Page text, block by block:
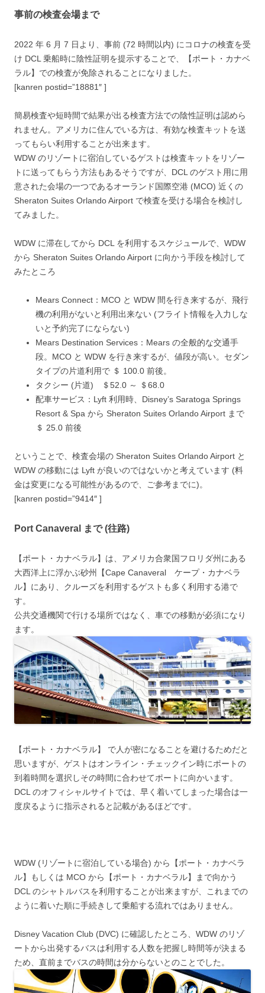
事前の検査会場まで
2022 年 6 月 7 日より、事前 (72 時間以内) にコロナの検査を受
け DCL 乗船時に陰性証明を提示することで、【ポート・カナベ
ラル】での検査が免除されることになりました。
[kanren postid=”18881″ ]
簡易検査や短時間で結果が出る検査方法での陰性証明は認めら
れません。アメリカに住んでいる方は、有効な検査キットを送
ってもらい利用することが出来ます。
WDW のリゾートに宿泊しているゲストは検査キットをリゾー
トに送ってもらう方法もあるそうですが、DCL のゲスト用に用
意された会場の一つであるオーランド国際空港 (MCO) 近くの
Sheraton Suites Orlando Airport で検査を受ける場合を検討し
てみました。
WDW に滞在してから DCL を利用するスケジュールで、WDW
から Sheraton Suites Orlando Airport に向かう手段を検討して
みたところ
Mears Connect：MCO と WDW 間を行き来するが、飛行
機の利用がないと利用出来ない (フライト情報を入力しな
いと予約完了にならない)
Mears Destination Services：Mears の全般的な交通手
段。MCO と WDW を行き来するが、値段が高い。セダン
タイプの片道利用で ＄ 100.0 前後。
タクシー (片道) ＄52.0 ～ ＄68.0
配車サービス：Lyft 利用時、Disney’s Saratoga Springs
Resort & Spa から Sheraton Suites Orlando Airport まで
＄ 25.0 前後
ということで、検査会場の Sheraton Suites Orlando Airport と
WDW の移動には Lyft が良いのではないかと考えています (料
金は変更になる可能性があるので、ご参考までに)。
[kanren postid=”9414″ ]
Port Canaveral まで (往路)
【ポート・カナベラル】は、アメリカ合衆国フロリダ州にある
大西洋上に浮かぶ砂州【Cape Canaveral ケープ・カナベラ
ル】にあり、クルーズを利用するゲストも多く利用する港で
す。
公共交通機関で行ける場所ではなく、車での移動が必須になり
ます。
【ポート・カナベラル】 で人が密になることを避けるためだと
思いますが、ゲストはオンライン・チェックイン時にポートの
到着時間を選択しその時間に合わせてポートに向かいます。
DCL のオフィシャルサイトでは、早く着いてしまった場合は一
度戻るように指示されると記載があるほどです。
WDW (リゾートに宿泊している場合) から【ポート・カナベラ
ル】もしくは MCO から【ポート・カナベラル】まで向かう
DCL のシャトルバスを利用することが出来ますが、これまでの
ように着いた順に手続きして乗船する流れではありません。
Disney Vacation Club (DVC) に確認したところ、WDW のリゾ
ートから出発するバスは利用する 人数を把握し時間等が決まる
ため、直前までバスの時間は分からないとのことでした。